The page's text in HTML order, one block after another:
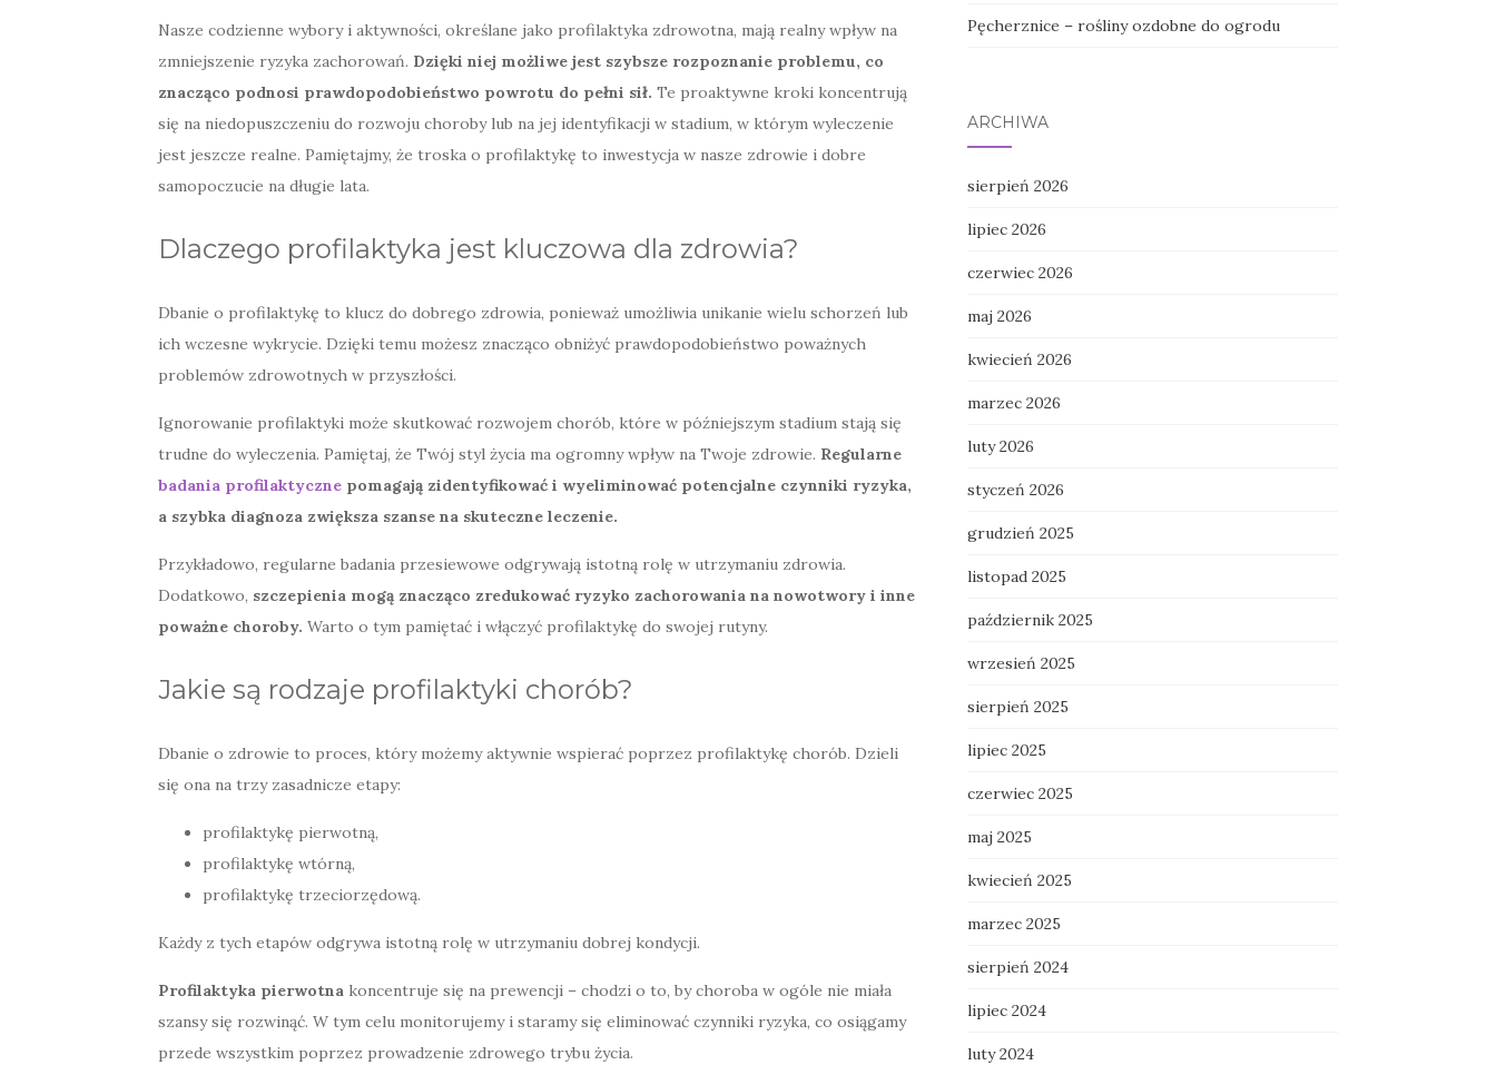
Nasze codzienne wybory i aktywności, określane jako profilaktyka zdrowotna, mają realny wpływ na
zmniejszenie ryzyka zachorowań. Dzięki niej możliwe jest szybsze rozpoznanie problemu, co
znacząco podnosi prawdopodobieństwo powrotu do pełni sił. Te proaktywne kroki koncentrują
się na niedopuszczeniu do rozwoju choroby lub na jej identyfikacji w stadium, w którym wyleczenie
jest jeszcze realne. Pamiętajmy, że troska o profilaktykę to inwestycja w nasze zdrowie i dobre
samopoczucie na długie lata.
Dlaczego profilaktyka jest kluczowa dla zdrowia?
Dbanie o profilaktykę to klucz do dobrego zdrowia, ponieważ umożliwia unikanie wielu schorzeń lub
ich wczesne wykrycie. Dzięki temu możesz znacząco obniżyć prawdopodobieństwo poważnych
problemów zdrowotnych w przyszłości.
Ignorowanie profilaktyki może skutkować rozwojem chorób, które w późniejszym stadium stają się
trudne do wyleczenia. Pamiętaj, że Twój styl życia ma ogromny wpływ na Twoje zdrowie. Regularne
badania profilaktyczne pomagają zidentyfikować i wyeliminować potencjalne czynniki ryzyka,
a szybka diagnoza zwiększa szanse na skuteczne leczenie.
Przykładowo, regularne badania przesiewowe odgrywają istotną rolę w utrzymaniu zdrowia.
Dodatkowo, szczepienia mogą znacząco zredukować ryzyko zachorowania na nowotwory i inne
poważne choroby. Warto o tym pamiętać i włączyć profilaktykę do swojej rutyny.
Jakie są rodzaje profilaktyki chorób?
Dbanie o zdrowie to proces, który możemy aktywnie wspierać poprzez profilaktykę chorób. Dzieli
się ona na trzy zasadnicze etapy:
profilaktykę pierwotną,
profilaktykę wtórną,
profilaktykę trzeciorzędową.
Każdy z tych etapów odgrywa istotną rolę w utrzymaniu dobrej kondycji.
Profilaktyka pierwotna koncentruje się na prewencji – chodzi o to, by choroba w ogóle nie miała
szansy się rozwinąć. W tym celu monitorujemy i staramy się eliminować czynniki ryzyka, co osiągamy
przede wszystkim poprzez prowadzenie zdrowego trybu życia.
Pęcherznice – rośliny ozdobne do ogrodu
ARCHIWA
sierpień 2026
lipiec 2026
czerwiec 2026
maj 2026
kwiecień 2026
marzec 2026
luty 2026
styczeń 2026
grudzień 2025
listopad 2025
październik 2025
wrzesień 2025
sierpień 2025
lipiec 2025
czerwiec 2025
maj 2025
kwiecień 2025
marzec 2025
sierpień 2024
lipiec 2024
luty 2024